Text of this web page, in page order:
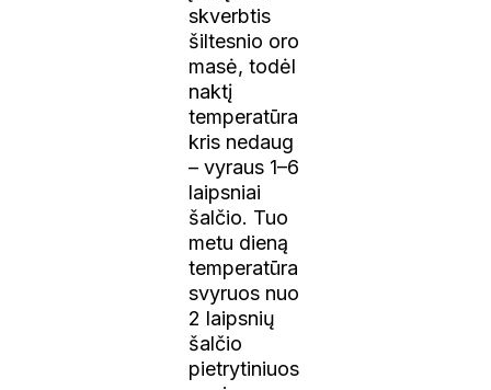
skverbtis
šiltesnio oro
masė, todėl
naktį
temperatūra
kris nedaug
– vyraus 1–6
laipsniai
šalčio. Tuo
metu dieną
temperatūra
svyruos nuo
2 laipsnių
šalčio
pietrytiniuos